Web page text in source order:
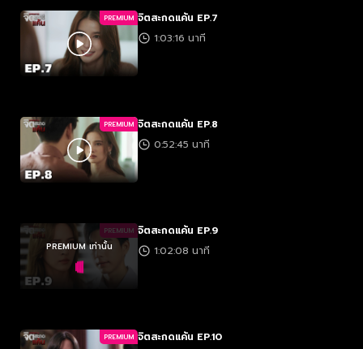
PREMIUM จิตสะกดแค้น EP.7
1:03:16 นาที
PREMIUM จิตสะกดแค้น EP.8
0:52:45 นาที
PREMIUM
PREMIUM เท่านั้น
จิตสะกดแค้น EP.9
1:02:08 นาที
PREMIUM จิตสะกดแค้น EP.10